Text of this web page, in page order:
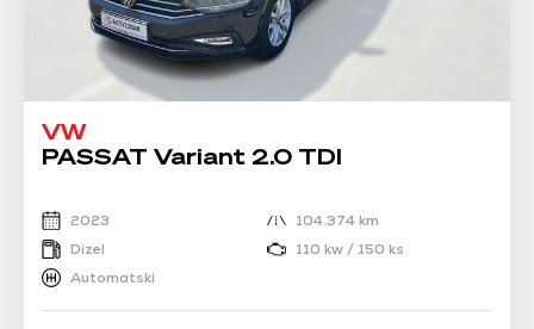
VW
PASSAT Variant 2.0 TDI
2023
104.374 km
Dizel
110 kw / 150 ks
Automatski